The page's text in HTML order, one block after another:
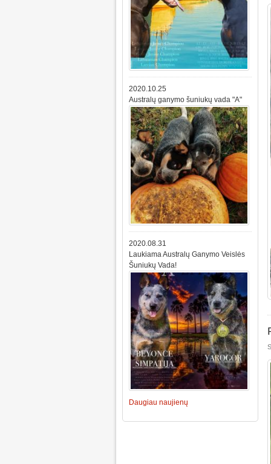
2020.10.25
Australų ganymo šuniukų vada "A"
2020.08.31
Laukiama Australų Ganymo Veislės
Šuniukų Vada!
Daugiau naujienų